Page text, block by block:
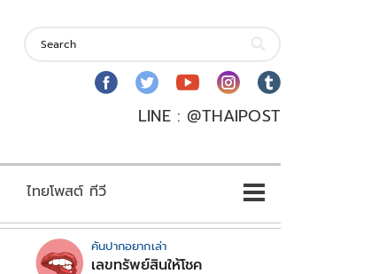
LINE : @THAIPOST
ไทยโพสต์ ทีวี
คันปากอยากเล่า
เลขทรัพย์สินให้โชค